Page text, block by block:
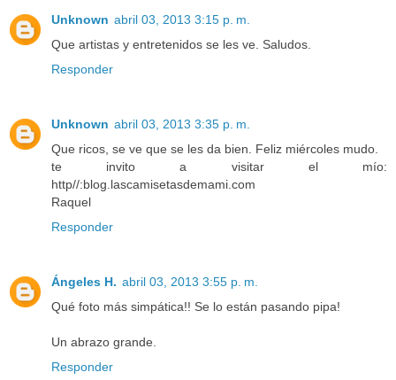
Unknown abril 03, 2013 3:15 p. m.
Que artistas y entretenidos se les ve. Saludos.
Responder
Unknown abril 03, 2013 3:35 p. m.
Que ricos, se ve que se les da bien. Feliz miércoles mudo.
te invito a visitar el mío:
http//:blog.lascamisetasdemami.com
Raquel
Responder
Ángeles H. abril 03, 2013 3:55 p. m.
Qué foto más simpática!! Se lo están pasando pipa!
Un abrazo grande.
Responder